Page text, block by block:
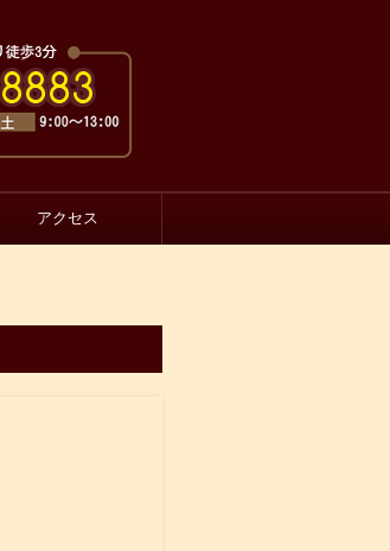
アクセス